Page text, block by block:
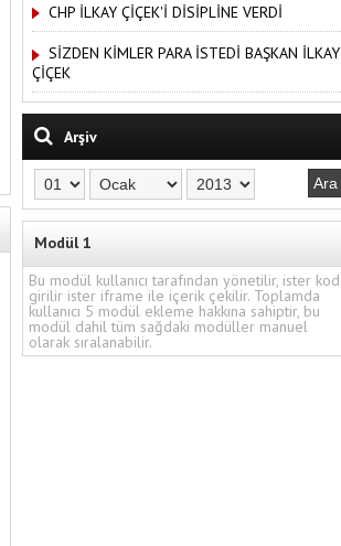
CHP İLKAY ÇİÇEK'İ DİSİPLİNE VERDİ
SİZDEN KİMLER PARA İSTEDİ BAŞKAN İLKAY
ÇİÇEK
Arşiv
Modül 1
Bu modül kullanıcı tarafından yönetilir, ister kod
girilir ister iframe ile içerik çekilir. Toplamda
kullanıcı 5 modül ekleme hakkına sahiptir, bu
modül dahil tüm sağdaki modüller manuel
olarak sıralanabilir.